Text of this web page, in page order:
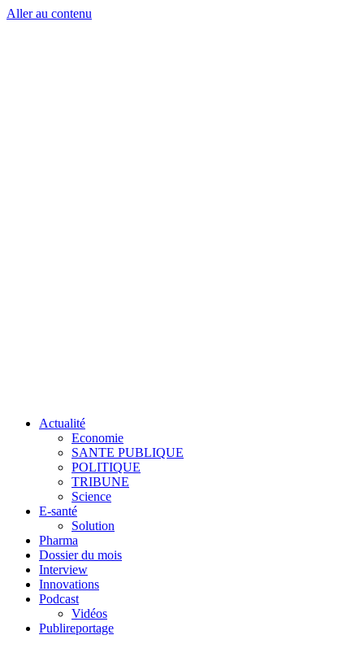
Aller au contenu
Actualité
Economie
SANTE PUBLIQUE
POLITIQUE
TRIBUNE
Science
E-santé
Solution
Pharma
Dossier du mois
Interview
Innovations
Podcast
Vidéos
Publireportage